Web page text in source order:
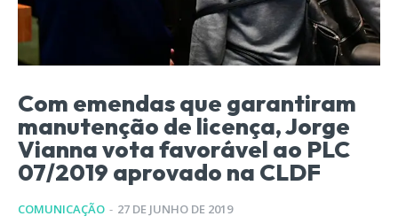
Com emendas que garantiram
manutenção de licença, Jorge
Vianna vota favorável ao PLC
07/2019 aprovado na CLDF
COMUNICAÇÃO - 27 DE JUNHO DE 2019